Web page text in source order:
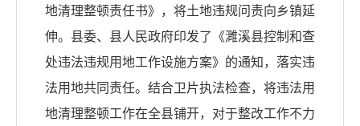
地清理整顿责任书》，将土地违规问责向乡镇延
伸。县委、县人民政府印发了《濉溪县控制和查
处违法违规用地工作设施方案》的通知，落实违
法用地共同责任。结合卫片执法检查，将违法用
地清理整顿工作在全县铺开，对于整改工作不力